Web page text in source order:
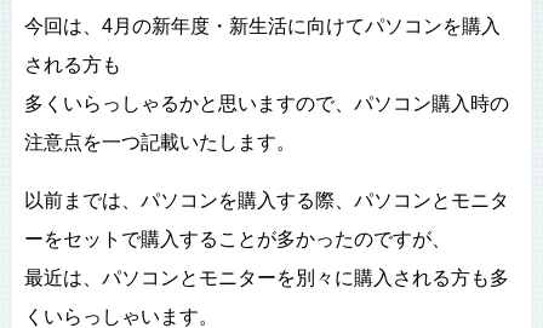
今回は、4月の新年度・新生活に向けてパソコンを購入
される方も
多くいらっしゃるかと思いますので、パソコン購入時の
注意点を一つ記載いたします。
以前までは、パソコンを購入する際、パソコンとモニタ
ーをセットで購入することが多かったのですが、
最近は、パソコンとモニターを別々に購入される方も多
くいらっしゃいます。